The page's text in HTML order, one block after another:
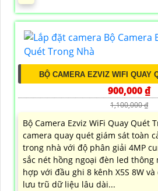
BỘ CAMERA EZVIZ WIFI QUAY
900,000 ₫
1,100,000 ₫
Bộ Camera Ezviz WiFi Quay Quét
camera quay quét giám sát toàn
trong nhà với độ phân giải 4MP
sắc nét hồng ngoại đèn led
hợp với đầu ghi 8 kênh X5S 8W
lưu trũ dữ liệu lâu dài...